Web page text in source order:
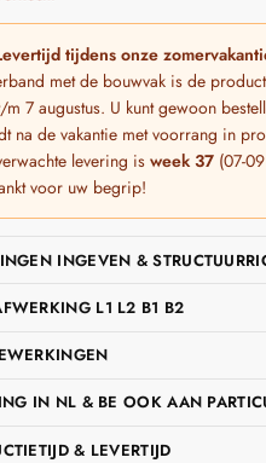
tijdens onze
met de bouwvak is de
m 7 augustus. U kunt gewoon
na de vakantie met voorrang in
levering isweek 37 (07-
voor uw begrip!
INGEVEN &
L1 L2 B1 B2
IN NL & BE OOK AAN
& LEVERTIJD